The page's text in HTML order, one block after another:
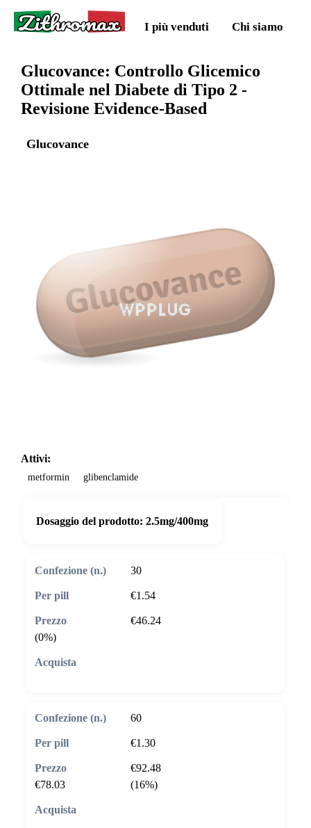
Zithromax I più venduti Chi siamo
Glucovance: Controllo Glicemico
Ottimale nel Diabete di Tipo 2 -
Revisione Evidence-Based
Glucovance
Attivi:
metformin glibenclamide
Dosaggio del prodotto: 2.5mg/400mg
30
€1.54
€46.24
(0%)
60
€1.30
€92.48
€78.03
(16%)